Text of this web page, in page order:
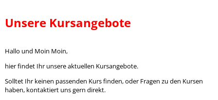
Unsere Kursangebote
Hallo und Moin Moin,
hier findet Ihr unsere aktuellen Kursangebote.
Solltet Ihr keinen passenden Kurs finden, oder Fragen zu den Kursen
haben, kontaktiert uns gern direkt.